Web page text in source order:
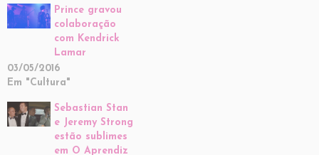
Prince gravou
colaboração
com Kendrick
Lamar
03/05/2016
Em "Cultura"
Sebastian Stan
e Jeremy Strong
estão sublimes
em O Aprendiz